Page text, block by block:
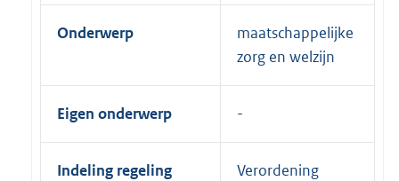
Onderwerp
maatschappelijke
zorg en welzijn
Eigen onderwerp
Indeling regeling Verordening